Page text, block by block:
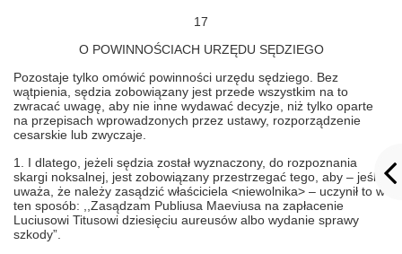
17
O POWINNOŚCIACH URZĘDU SĘDZIEGO
Pozostaje tylko omówić powinności urzędu sędziego. Bez
wątpienia, sędzia zobowiązany jest przede wszystkim na to
zwracać uwagę, aby nie inne wydawać decyzje, niż tylko oparte
na przepisach wprowadzonych przez ustawy, rozporządzenie
cesarskie lub zwyczaje.
1. I dlatego, jeżeli sędzia został wyznaczony, do rozpoznania
skargi noksalnej, jest zobowiązany przestrzegać tego, aby – jeśli
uważa, że należy zasądzić właściciela <niewolnika> – uczynił to w
ten sposób: ,,Zasądzam Publiusa Maeviusa na zapłacenie
Luciusowi Titusowi dziesięciu aureusów albo wydanie sprawy
szkody”.